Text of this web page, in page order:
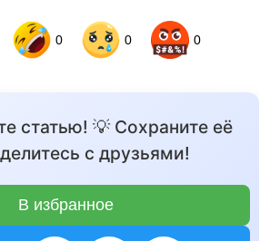
0 0 0
статью! 💡 Сохраните её
с друзьями!
В избранное